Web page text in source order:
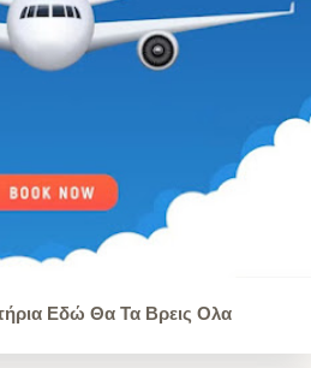
Εδώ Θα Τα Βρεις Ολα